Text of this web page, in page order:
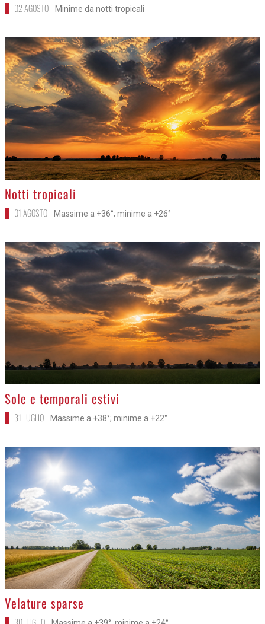
02 AGOSTO Minime da notti tropicali
>
Notti tropicali
01 AGOSTO Massime a +36°; minime a +26°
>
Sole e temporali estivi
31 LUGLIO Massime a +38°; minime a +22°
>
Velature sparse